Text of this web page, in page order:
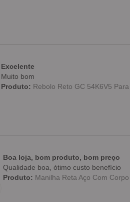
Excelente
Muito bom
Produto:Rebolo Reto GC 54K6V5
Boa loja, bom produto, bom preço
Qualidade boa, ótimo custo benefício
Produto:Manilha Reta Aço Com Corpo